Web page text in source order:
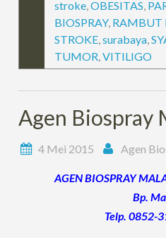
stroke,OBESITAS,
BIOSPRAY, RAMBUT
STROKE,surabaya,
TUMOR,VITILIGO
Agen Biospray
4 Mei 2015 Agen
AGEN BIOSPRAY
Bp.
Telp. 0852-